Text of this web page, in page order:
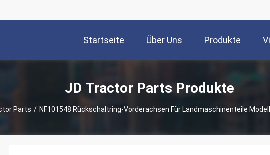
Startseite Über Uns Produkte
JD Tractor Parts Produkte
Parts / NF101548 Rückschaltring-Vorderachsen Für Landmaschinenteile